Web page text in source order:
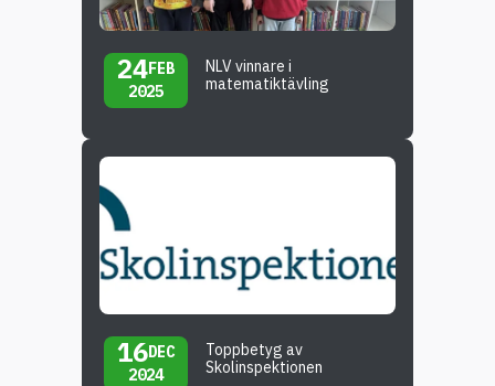
24FEB
2025
NLV vinnare i
matematiktävling
16DEC
2024
Toppbetyg av
Skolinspektionen